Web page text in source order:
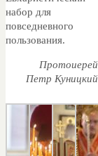
набор для
повседневного
пользования.
Протоиерей
Петр Куницкий